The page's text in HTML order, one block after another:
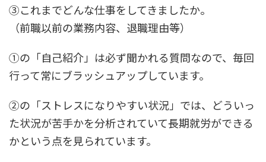
③これまでどんな仕事をしてきましたか。
（前職以前の業務内容、退職理由等）
①の「自己紹介」は必ず聞かれる質問なので、毎回
行って常にブラッシュアップしています。
②の「ストレスになりやすい状況」では、どういっ
た状況が苦手かを分析されていて長期就労ができる
かという点を見られています。